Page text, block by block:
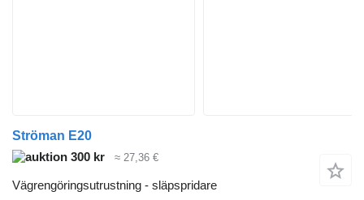
Ströman E20
300 kr
≈ 27,36 €
Vägrengöringsutrustning - släpspridare